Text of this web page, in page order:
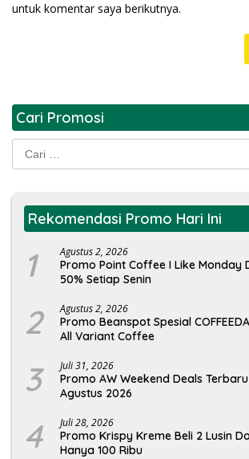
untuk komentar saya berikutnya.
Cari Promosi
Cari
untuk:
Rekomendasi Promo Hari Ini
1 Agustus 2, 2026
Promo Point Coffee I Like Monday
50% Setiap Senin
2 Agustus 2, 2026
Promo Beanspot Spesial
All Variant Coffee
3 Juli 31, 2026
Promo AW Weekend Deals
Agustus 2026
4 Juli 28, 2026
Promo Krispy Kreme Beli 2 Lusin
Hanya 100 Ribu